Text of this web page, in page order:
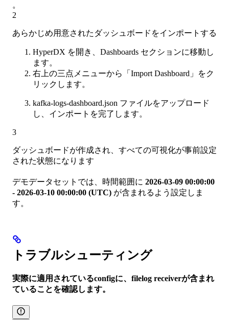
。
2
あらかじめ用意されたダッシュボードをインポートする
HyperDX を開き、Dashboards セクションに移動し
ます。
右上の三点メニューから「Import Dashboard」をク
リックします。
kafka-logs-dashboard.json ファイルをアップロード
し、インポートを完了します。
3
ダッシュボードが作成され、すべての可視化が事前設定
された状態になります
デモデータセットでは、時間範囲に 2026-03-09 00:00:00
- 2026-03-10 00:00:00 (UTC) が含まれるよう設定しま
す。
トラブルシューティング
実際に適用されているconfigに、filelog receiverが含まれ
ていることを確認します。